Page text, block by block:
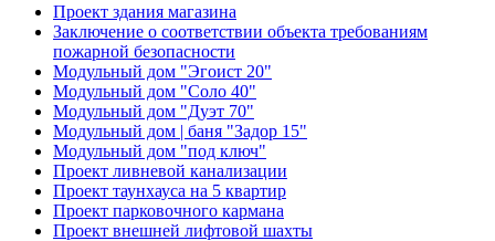
Проект здания магазина
Заключение о соответствии объекта требованиям
пожарной безопасности
Модульный дом "Эгоист 20"
Модульный дом "Соло 40"
Модульный дом "Дуэт 70"
Модульный дом | баня "Задор 15"
Модульный дом "под ключ"
Проект ливневой канализации
Проект таунхауса на 5 квартир
Проект парковочного кармана
Проект внешней лифтовой шахты